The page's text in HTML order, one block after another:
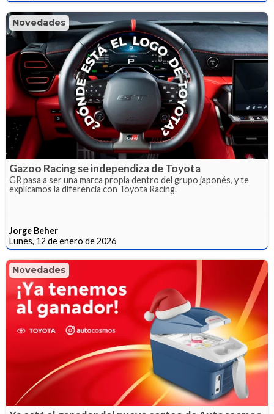
Novedades
Gazoo Racing se independiza de Toyota
GR pasa a ser una marca propia dentro del grupo japonés, y te
explicamos la diferencia con Toyota Racing.
Jorge Beher
Lunes, 12 de enero de 2026
Novedades